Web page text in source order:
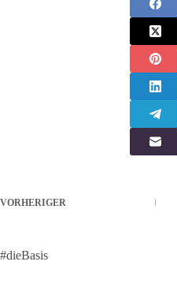
VORHERIGER
#dieBasis